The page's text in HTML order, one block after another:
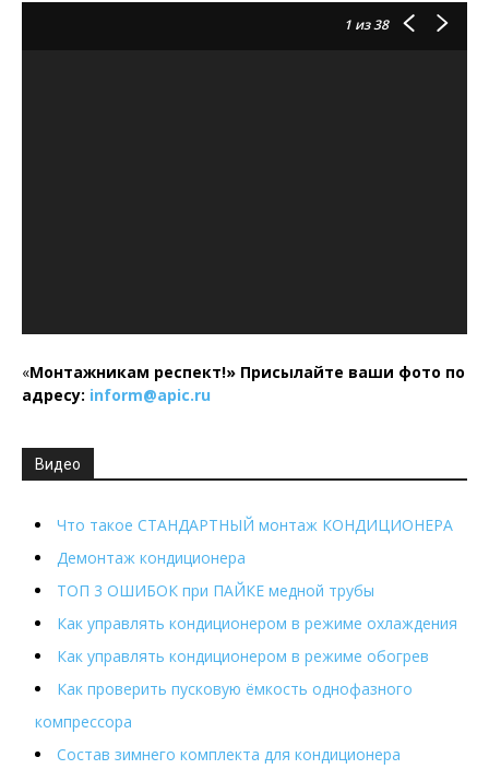
1 из 38
«Монтажникам респект!» Присылайте ваши фото по
адресу: inform@apic.ru
Видео
Что такое СТАНДАРТНЫЙ монтаж КОНДИЦИОНЕРА
Демонтаж кондиционера
ТОП 3 ОШИБОК при ПАЙКЕ медной трубы
Как управлять кондиционером в режиме охлаждения
Как управлять кондиционером в режиме обогрев
Как проверить пусковую ёмкость однофазного
компрессора
Состав зимнего комплекта для кондиционера